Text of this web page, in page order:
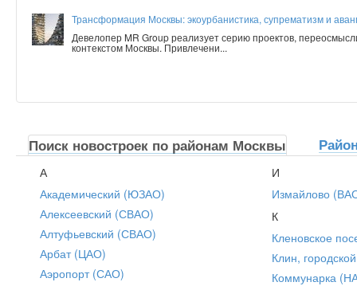
Трансформация Москвы: экоурбанистика, супрематизм и
Девелопер MR Group реализует серию проектов,
контекстом Москвы. Привлечени...
Поиск новостроек по районам Москвы
А
Академический (ЮЗАО)
Алексеевский (СВАО)
Алтуфьевский (СВАО)
Арбат (ЦАО)
Аэропорт (САО)
И
Измайлово
К
Кленовское
Клин,
Коммунарка